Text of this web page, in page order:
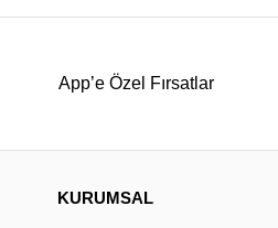
App’e Özel Fırsatlar
KURUMSAL